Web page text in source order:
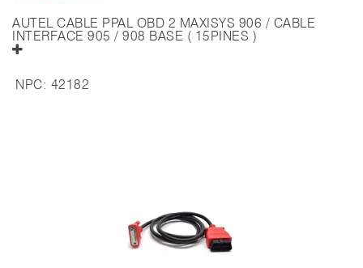
AUTEL CABLE PPAL OBD 2 MAXISYS 906 / CABLE
INTERFACE 905 / 908 BASE ( 15PINES )
NPC: 42182